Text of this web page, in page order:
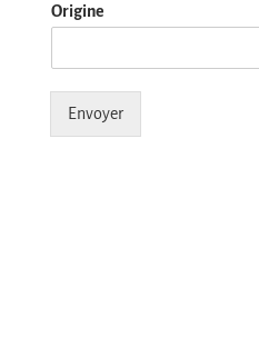
Origine
Envoyer